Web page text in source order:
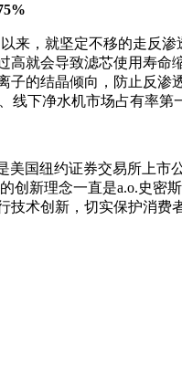
，就坚定不移的走反
会导致滤芯使用寿命
的结晶倾向，防止反
下净水机市场占有率第
纽约证券交易所上市
创新理念一直是a.o.史
术创新，切实保护消费